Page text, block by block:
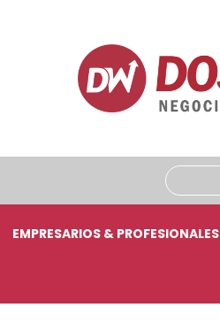
EMPRESARIOS & PROFESIONALES